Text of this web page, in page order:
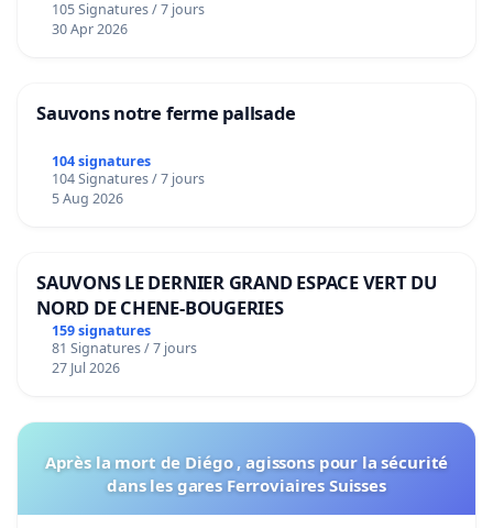
105 Signatures / 7 jours
30 Apr 2026
Sauvons notre ferme pallsade
104 signatures
104 Signatures / 7 jours
5 Aug 2026
SAUVONS LE DERNIER GRAND ESPACE VERT DU
NORD DE CHENE-BOUGERIES
159 signatures
81 Signatures / 7 jours
27 Jul 2026
Après la mort de Diégo , agissons pour la sécurité
dans les gares Ferroviaires Suisses